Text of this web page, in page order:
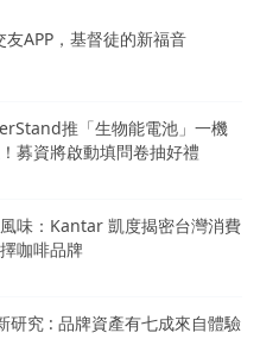
友APP，基督徒的新福音
推「生物能電池」一機
募資將啟動填問卷抽好禮
味：Kantar 凱度揭密台灣消費
咖啡品牌
研究 : 品牌資產有七成來自體驗